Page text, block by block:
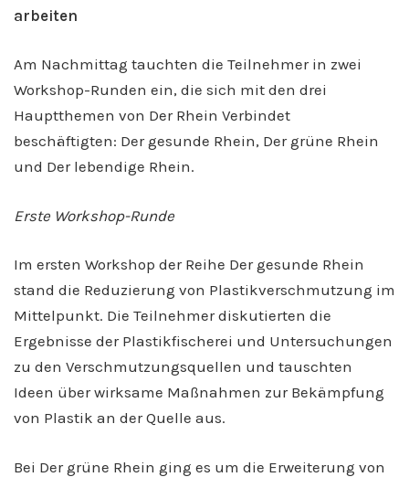
arbeiten
Am Nachmittag tauchten die Teilnehmer in zwei
Workshop-Runden ein, die sich mit den drei
Hauptthemen von Der Rhein Verbindet
beschäftigten: Der gesunde Rhein, Der grüne Rhein
und Der lebendige Rhein.
Erste Workshop-Runde
Im ersten Workshop der Reihe Der gesunde Rhein
stand die Reduzierung von Plastikverschmutzung im
Mittelpunkt. Die Teilnehmer diskutierten die
Ergebnisse der Plastikfischerei und Untersuchungen
zu den Verschmutzungsquellen und tauschten
Ideen über wirksame Maßnahmen zur Bekämpfung
von Plastik an der Quelle aus.
Bei Der grüne Rhein ging es um die Erweiterung von